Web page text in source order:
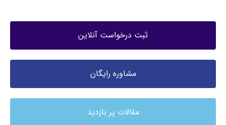
ثبت درخواست آنلاین
مشاوره رایگان
مقالات پر بازدید